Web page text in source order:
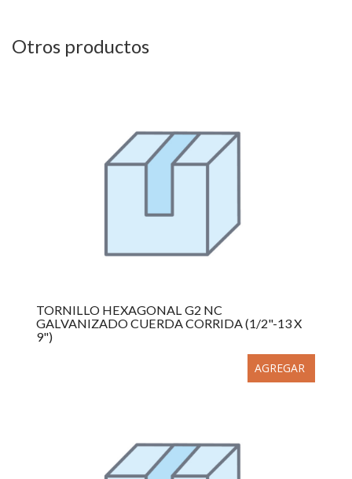
Otros productos
TORNILLO HEXAGONAL G2 NC
GALVANIZADO CUERDA CORRIDA (1/2"-13 X
9")
AGREGAR